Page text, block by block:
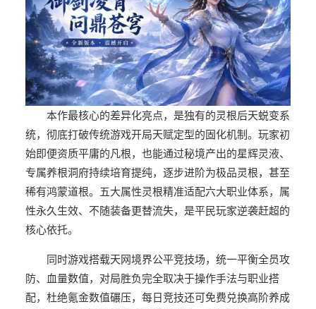
本作最核心的差异化亮点，是独有的灵根后天蜕变系
统，彻底打破传统游戏开局天赋定型的固化机制。玩家初
始即便资质平庸的凡根，也能通过秘境产出的星辉灵液、
专属养根洞府持续培育提纯，逐步进阶为极品灵根，甚至
稀有鸿蒙道根。五大属性灵根精准适配六大职业体系，属
性永久生效、不随装备更替流失，是平民玩家逆袭赶超的
核心依托。
同时游戏搭载天网境界公平竞技场，统一平衡全员攻
防、血量数值，对局胜负完全取决于操作手法与职业搭
配，杜绝氪金数值碾压，每日竞技还可免费兑换高阶养成